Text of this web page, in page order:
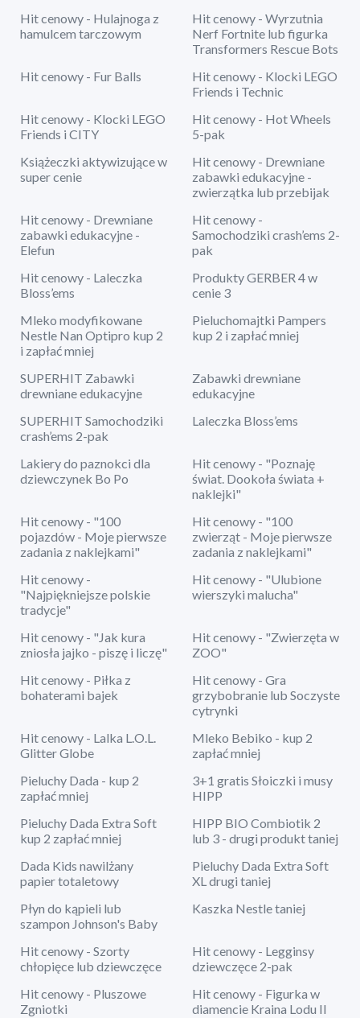
Hit cenowy - Hulajnoga z
hamulcem tarczowym
Hit cenowy - Wyrzutnia
Nerf Fortnite lub figurka
Transformers Rescue Bots
Hit cenowy - Fur Balls
Hit cenowy - Klocki LEGO
Friends i Technic
Hit cenowy - Klocki LEGO
Friends i CITY
Hit cenowy - Hot Wheels
5-pak
Książeczki aktywizujące w
super cenie
Hit cenowy - Drewniane
zabawki edukacyjne -
zwierzątka lub przebijak
Hit cenowy - Drewniane
zabawki edukacyjne -
Elefun
Hit cenowy -
Samochodziki crash’ems 2-
pak
Hit cenowy - Laleczka
Bloss’ems
Produkty GERBER 4 w
cenie 3
Mleko modyfikowane
Nestle Nan Optipro kup 2
i zapłać mniej
Pieluchomajtki Pampers
kup 2 i zapłać mniej
SUPERHIT Zabawki
drewniane edukacyjne
Zabawki drewniane
edukacyjne
SUPERHIT Samochodziki
crash’ems 2-pak
Laleczka Bloss’ems
Lakiery do paznokci dla
dziewczynek Bo Po
Hit cenowy - "Poznaję
świat. Dookoła świata +
naklejki"
Hit cenowy - "100
pojazdów - Moje pierwsze
zadania z naklejkami"
Hit cenowy - "100
zwierząt - Moje pierwsze
zadania z naklejkami"
Hit cenowy -
"Najpiękniejsze polskie
tradycje"
Hit cenowy - "Ulubione
wierszyki malucha"
Hit cenowy - "Jak kura
zniosła jajko - piszę i liczę"
Hit cenowy - "Zwierzęta w
ZOO"
Hit cenowy - Piłka z
bohaterami bajek
Hit cenowy - Gra
grzybobranie lub Soczyste
cytrynki
Hit cenowy - Lalka L.O.L.
Glitter Globe
Mleko Bebiko - kup 2
zapłać mniej
Pieluchy Dada - kup 2
zapłać mniej
3+1 gratis Słoiczki i musy
HIPP
Pieluchy Dada Extra Soft
kup 2 zapłać mniej
HIPP BIO Combiotik 2
lub 3 - drugi produkt taniej
Dada Kids nawilżany
papier totaletowy
Pieluchy Dada Extra Soft
XL drugi taniej
Płyn do kąpieli lub
szampon Johnson's Baby
Kaszka Nestle taniej
Hit cenowy - Szorty
chłopięce lub dziewczęce
Hit cenowy - Legginsy
dziewczęce 2-pak
Hit cenowy - Pluszowe
Zgniotki
Hit cenowy - Figurka w
diamencie Kraina Lodu II